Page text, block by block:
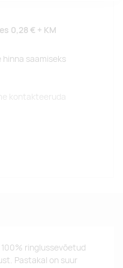
0,28 € + KM
hinna saamiseks
kontakteeruda
ringlussevõetud
Pastakal on suur